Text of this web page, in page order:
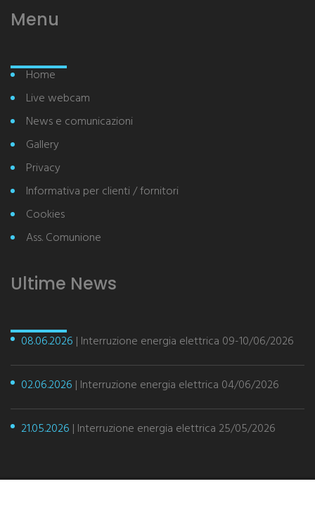
Menu
Home
Live webcam
News e comunicazioni
Gallery
Privacy
Informativa per clienti / fornitori
Cookies
Ass. Comunione
Ultime News
08.06.2026 | Interruzione energia elettrica 09-10/06/2026
02.06.2026 | Interruzione energia elettrica 04/06/2026
21.05.2026 | Interruzione energia elettrica 25/05/2026